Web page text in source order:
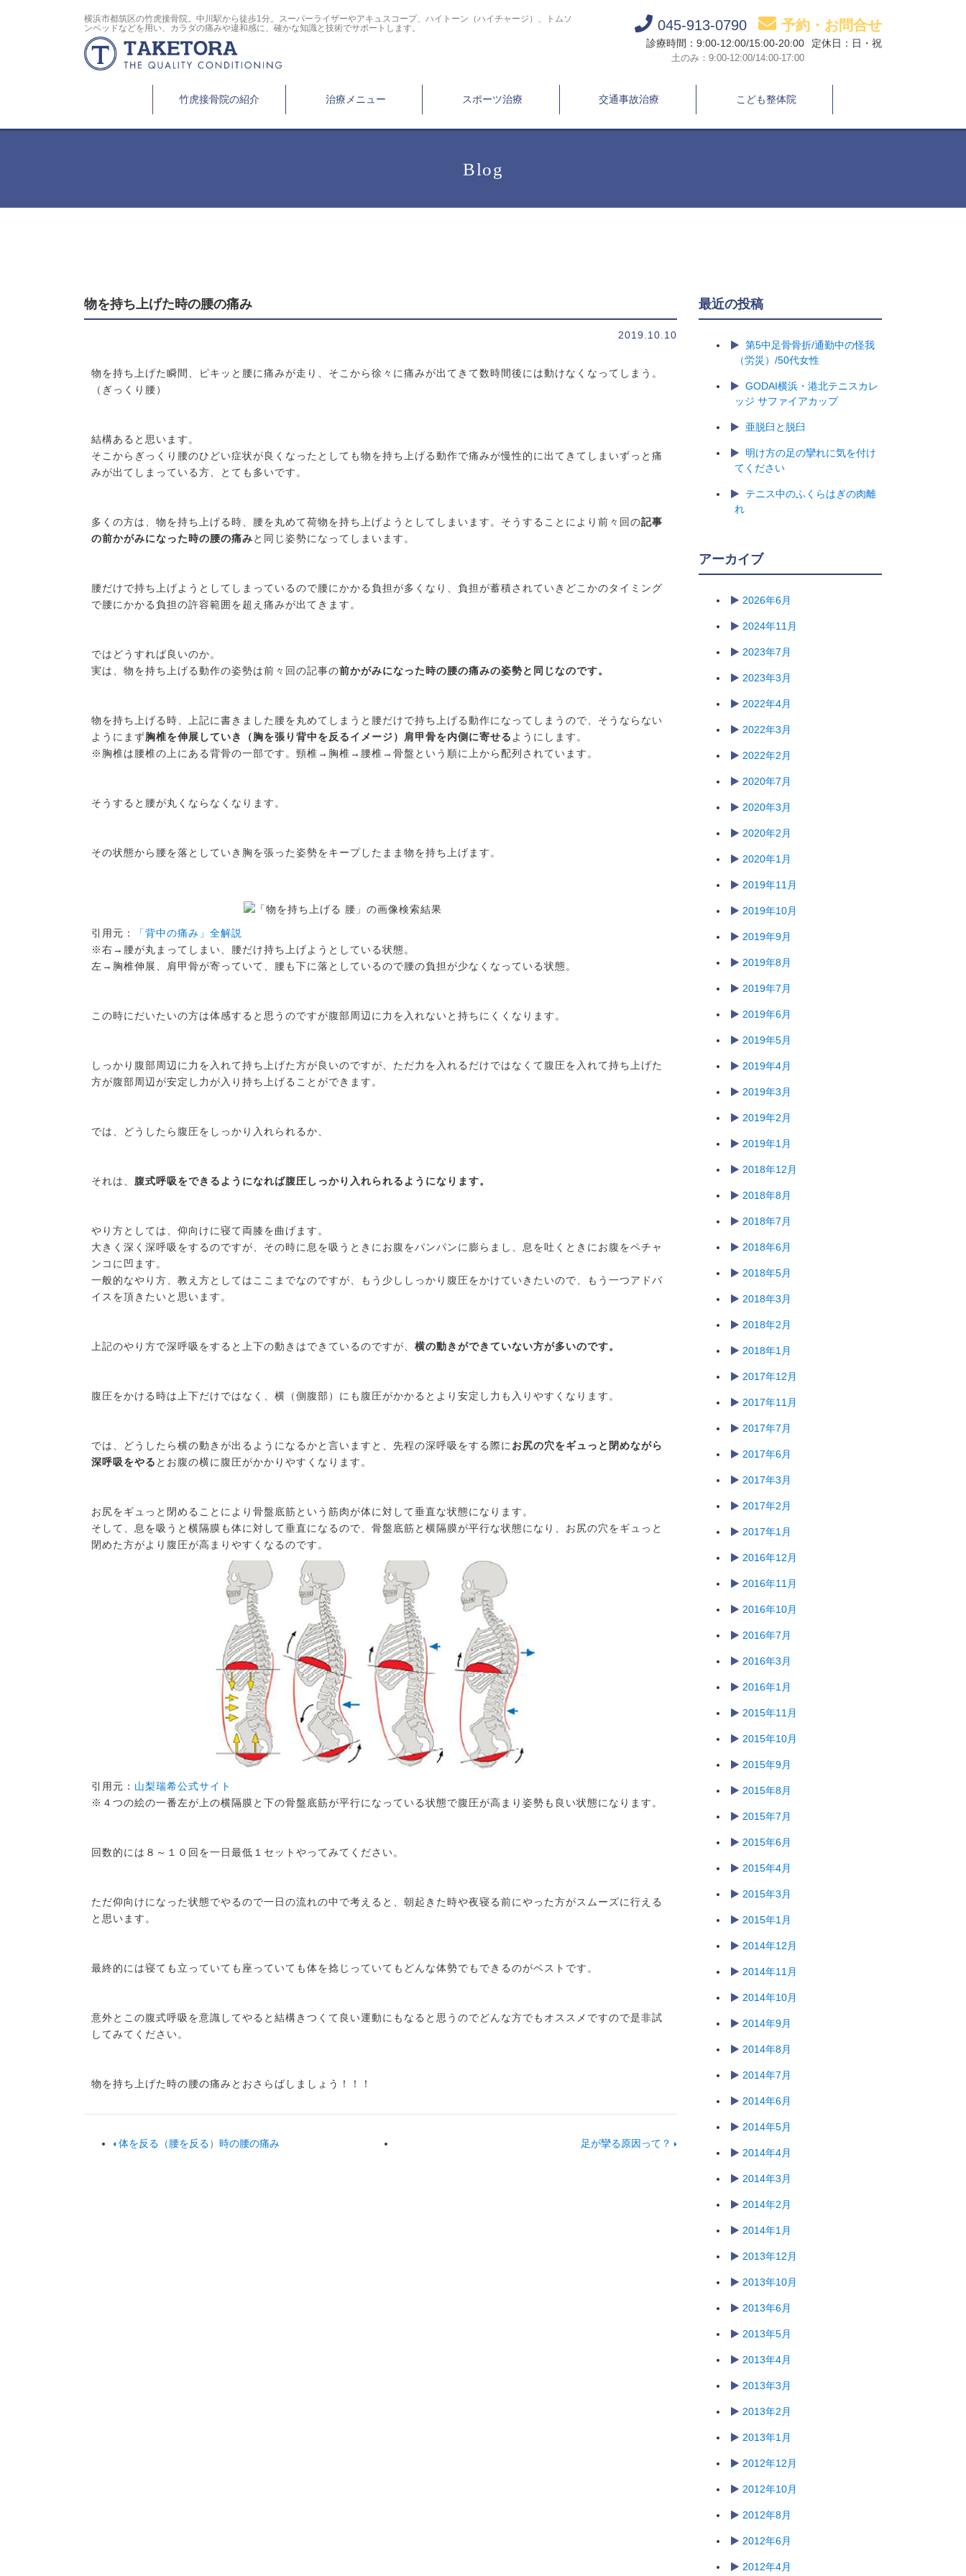
横浜市都筑区の竹虎接骨院。中川駅から徒歩1分。スーパーライザーやアキュスコープ、ハイトーン（ハイチャージ）、トムソ
ンベッドなどを用い、カラダの痛みや違和感に、確かな知識と技術でサポートします。
045-913-0790 予約・お問合せ
診療時間：9:00-12:00/15:00-20:00
土のみ：9:00-12:00/14:00-17:00
定休日：日・祝
竹虎接骨院の紹介 治療メニュー スポーツ治療 交通事故治療 こども整体院
Blog
物を持ち上げた時の腰の痛み
2019.10.10
物を持ち上げた瞬間、ピキッと腰に痛みが走り、そこから徐々に痛みが出てきて数時間後には動けなくなってしまう。
（ぎっくり腰）
結構あると思います。
そこからぎっくり腰のひどい症状が良くなったとしても物を持ち上げる動作で痛みが慢性的に出てきてしまいずっと痛
みが出てしまっている方、とても多いです。
多くの方は、物を持ち上げる時、腰を丸めて荷物を持ち上げようとしてしまいます。そうすることにより前々回の記事
の前かがみになった時の腰の痛みと同じ姿勢になってしまいます。
腰だけで持ち上げようとしてしまっているので腰にかかる負担が多くなり、負担が蓄積されていきどこかのタイミング
で腰にかかる負担の許容範囲を超え痛みが出てきます。
ではどうすれば良いのか。
実は、物を持ち上げる動作の姿勢は前々回の記事の前かがみになった時の腰の痛みの姿勢と同じなのです。
物を持ち上げる時、上記に書きました腰を丸めてしまうと腰だけで持ち上げる動作になってしまうので、そうならない
ようにまず胸椎を伸展していき（胸を張り背中を反るイメージ）肩甲骨を内側に寄せる ようにします。
※胸椎は腰椎の上にある背骨の一部です。頸椎→胸椎→腰椎→骨盤という順に上から配列されています。
そうすると腰が丸くならなくなります。
その状態から腰を落としていき胸を張った姿勢をキープしたまま物を持ち上げます。
引用元：
「背中の痛み」全解説
※右→腰が丸まってしまい、腰だけ持ち上げようとしている状態。
左→胸椎伸展、肩甲骨が寄っていて、腰も下に落としているので腰の負担が少なくなっている状態。
この時にだいたいの方は体感すると思うのですが腹部周辺に力を入れないと持ちにくくなります。
しっかり腹部周辺に力を入れて持ち上げた方が良いのですが、ただ力を入れるだけではなくて腹圧を入れて持ち上げた
方が腹部周辺が安定し力が入り持ち上げることができます。
では、どうしたら腹圧をしっかり入れられるか、
それは、 腹式呼吸をできるようになれば腹圧しっかり入れられるようになります。
やり方としては、仰向けに寝て両膝を曲げます。
大きく深く深呼吸をするのですが、その時に息を吸うときにお腹をパンパンに膨らまし、息を吐くときにお腹をペチャ
ンコに凹ます。
一般的なやり方、教え方としてはここまでなのですが、もう少ししっかり腹圧をかけていきたいので、もう一つアドバ
イスを頂きたいと思います。
上記のやり方で深呼吸をすると上下の動きはできているのですが、 横の動きができていない方が多いのです。
腹圧をかける時は上下だけではなく、横（側腹部）にも腹圧がかかるとより安定し力も入りやすくなります。
では、どうしたら横の動きが出るようになるかと言いますと、先程の深呼吸をする際に お尻の穴をギュっと閉めながら
深呼吸をやる とお腹の横に腹圧がかかりやすくなります。
お尻をギュっと閉めることにより骨盤底筋という筋肉が体に対して垂直な状態になります。
そして、息を吸うと横隔膜も体に対して垂直になるので、骨盤底筋と横隔膜が平行な状態になり、お尻の穴をギュっと
閉めた方がより腹圧が高まりやすくなるのです。
引用元： 山梨瑞希公式サイト
※４つの絵の一番左が上の横隔膜と下の骨盤底筋が平行になっている状態で腹圧が高まり姿勢も良い状態になります。
回数的には８～１０回を一日最低１セットやってみてください。
ただ仰向けになった状態でやるので一日の流れの中で考えると、朝起きた時や夜寝る前にやった方がスムーズに行える
と思います。
最終的には寝ても立っていても座っていても体を捻じっていてもどんな体勢でもできるのがベストです。
意外とこの腹式呼吸を意識してやると結構きつくて良い運動にもなると思うのでどんな方でもオススメですので是非試
してみてください。
物を持ち上げた時の腰の痛みとおさらばしましょう！！！
体を反る（腰を反る）時の腰の痛み 足が攣る原因って？
最近の投稿
第5中足骨骨折/通勤中の怪我
（労災）/50代女性
GODAI横浜・港北テニスカレ
ッジ サファイアカップ
亜脱臼と脱臼
明け方の足の攣れに気を付け
てください
テニス中のふくらはぎの肉離
れ
アーカイブ
2026年6月
2024年11月
2023年7月
2023年3月
2022年4月
2022年3月
2022年2月
2020年7月
2020年3月
2020年2月
2020年1月
2019年11月
2019年10月
2019年9月
2019年8月
2019年7月
2019年6月
2019年5月
2019年4月
2019年3月
2019年2月
2019年1月
2018年12月
2018年8月
2018年7月
2018年6月
2018年5月
2018年3月
2018年2月
2018年1月
2017年12月
2017年11月
2017年7月
2017年6月
2017年3月
2017年2月
2017年1月
2016年12月
2016年11月
2016年10月
2016年7月
2016年3月
2016年1月
2015年11月
2015年10月
2015年9月
2015年8月
2015年7月
2015年6月
2015年4月
2015年3月
2015年1月
2014年12月
2014年11月
2014年10月
2014年9月
2014年8月
2014年7月
2014年6月
2014年5月
2014年4月
2014年3月
2014年2月
2014年1月
2013年12月
2013年10月
2013年6月
2013年5月
2013年4月
2013年3月
2013年2月
2013年1月
2012年12月
2012年10月
2012年8月
2012年6月
2012年4月